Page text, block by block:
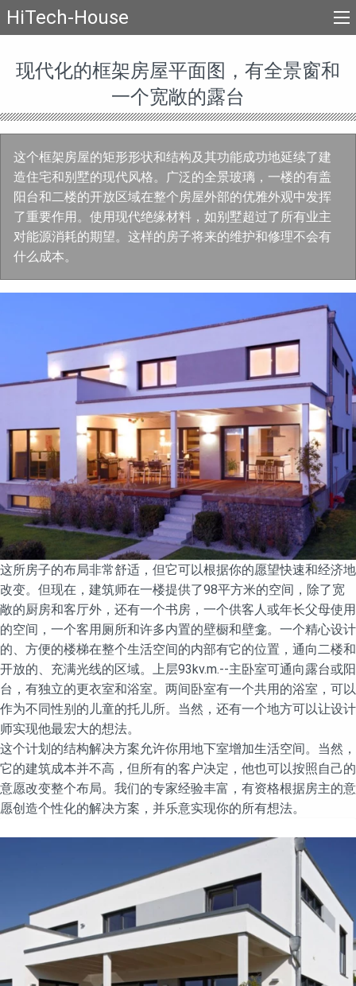
HiTech-House
现代化的框架房屋平面图，有全景窗和
一个宽敞的露台
这个框架房屋的矩形形状和结构及其功能成功地延续了建
造住宅和别墅的现代风格。广泛的全景玻璃，一楼的有盖
阳台和二楼的开放区域在整个房屋外部的优雅外观中发挥
了重要作用。使用现代绝缘材料，如别墅超过了所有业主
对能源消耗的期望。这样的房子将来的维护和修理不会有
什么成本。
这所房子的布局非常舒适，但它可以根据你的愿望快速和经济地
改变。但现在，建筑师在一楼提供了98平方米的空间，除了宽
敞的厨房和客厅外，还有一个书房，一个供客人或年长父母使用
的空间，一个客用厕所和许多内置的壁橱和壁龛。一个精心设计
的、方便的楼梯在整个生活空间的内部有它的位置，通向二楼和
开放的、充满光线的区域。上层93kv.m.--主卧室可通向露台或阳
台，有独立的更衣室和浴室。两间卧室有一个共用的浴室，可以
作为不同性别的儿童的托儿所。当然，还有一个地方可以让设计
师实现他最宏大的想法。
这个计划的结构解决方案允许你用地下室增加生活空间。当然，
它的建筑成本并不高，但所有的客户决定，他也可以按照自己的
意愿改变整个布局。我们的专家经验丰富，有资格根据房主的意
愿创造个性化的解决方案，并乐意实现你的所有想法。